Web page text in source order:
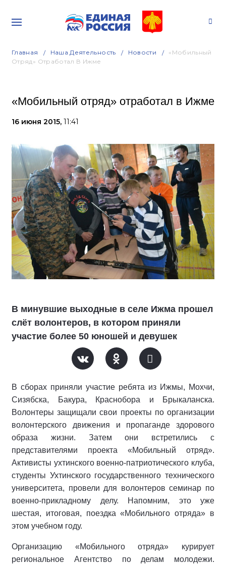
Главная Наша Деятельность Новости
«Мобильный
Отряд» Отработал В Ижме
«Мобильный отряд» отработал в Ижме
16 июня 2015, 11:41
В минувшие выходные в селе Ижма прошел
слёт волонтеров, в котором приняли
участие более 50 юношей и девушек
В сборах приняли участие ребята из Ижмы, Мохчи,
Сизябска, Бакура, Краснобора и Брыкаланска.
Волонтеры защищали свои проекты по организации
волонтерского движения и пропаганде здорового
образа жизни. Затем они встретились с
представителями проекта «Мобильный отряд».
Активисты ухтинского военно-патриотического клуба,
студенты Ухтинского государственного технического
университета, провели для волонтеров семинар по
военно-прикладному делу. Напомним, это уже
шестая, итоговая, поездка «Мобильного отряда» в
этом учебном году.
Организацию «Мобильного отряда» курирует
региональное Агентство по делам молодежи.